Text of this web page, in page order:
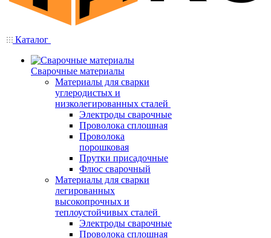
Каталог
Сварочные материалы
Материалы для сварки
углеродистых и
низколегированных сталей
Электроды сварочные
Проволока сплошная
Проволока
порошковая
Прутки присадочные
Флюс сварочный
Материалы для сварки
легированных
высокопрочных и
теплоустойчивых сталей
Электроды сварочные
Проволока сплошная